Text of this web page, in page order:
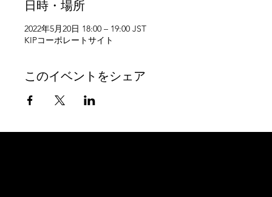
日時・場所
2022年5月20日 18:00 – 19:00 JST
KIPコーポレートサイト
このイベントをシェア